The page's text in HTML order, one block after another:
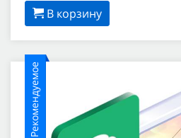
В корзину
Рекомендуемое